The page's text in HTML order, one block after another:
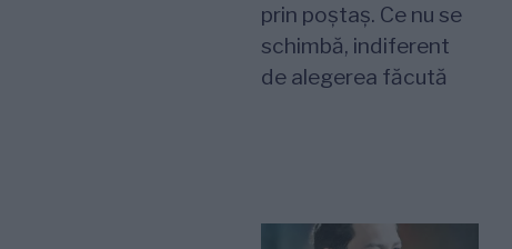
prin poștaș. Ce nu se
schimbă, indiferent
de alegerea făcută